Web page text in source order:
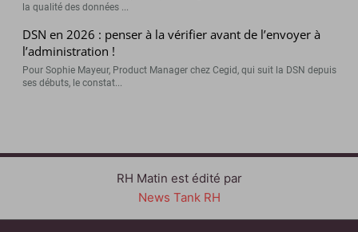
la qualité des données ...
DSN en 2026 : penser à la vérifier avant de l’envoyer à
l’administration !
Pour Sophie Mayeur, Product Manager chez Cegid, qui suit la DSN depuis
ses débuts, le constat...
RH Matin est édité par
News Tank RH